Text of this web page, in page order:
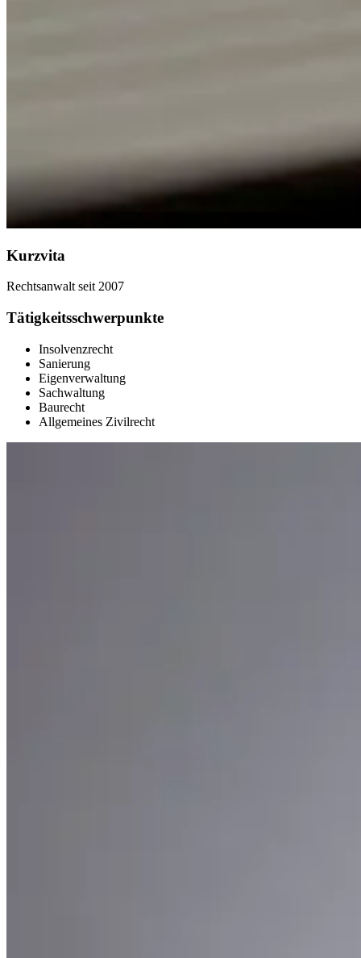
Kurzvita
Rechtsanwalt seit 2007
Tätigkeitsschwerpunkte
Insolvenzrecht
Sanierung
Eigenverwaltung
Sachwaltung
Baurecht
Allgemeines Zivilrecht